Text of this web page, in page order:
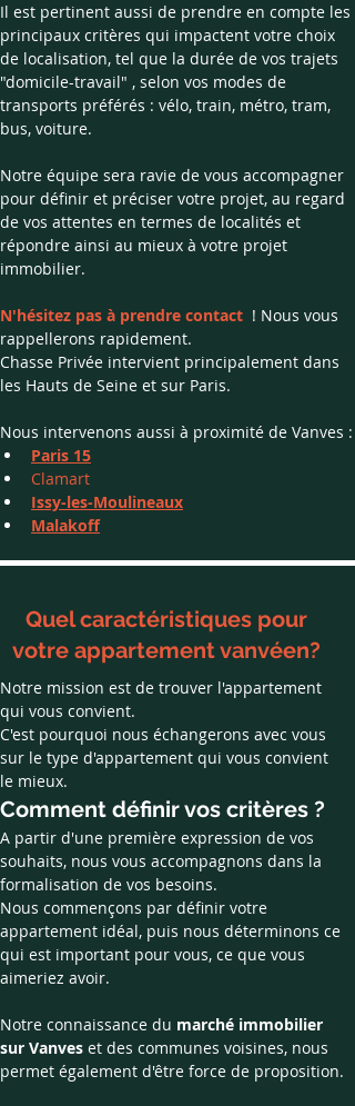
Il est pertinent aussi de prendre en compte les
principaux critères qui impactent votre choix
de localisation, tel que la durée de vos trajets
"domicile-travail" , selon vos modes de
transports préférés : vélo, train, métro, tram,
bus, voiture.
Notre équipe sera ravie de vous accompagner
pour définir et préciser votre projet, au regard
de vos attentes en termes de localités et
répondre ainsi au mieux à votre projet
immobilier.
N'hésitez pas à prendre contact ! Nous vous
rappellerons rapidement.
Chasse Privée intervient principalement dans
les Hauts de Seine et sur Paris.
Nous intervenons aussi à proximité de Vanves :
Paris 15
Clamart
Issy-les-Moulineaux
Malakoff
Quel caractéristiques pour
votre appartement vanvéen?
Notre mission est de trouver l'appartement
qui vous convient.
C'est pourquoi nous échangerons avec vous
sur le type d'appartement qui vous convient
le mieux.
Comment définir vos critères ?
A partir d'une première expression de vos
souhaits, nous vous accompagnons dans la
formalisation de vos besoins.
Nous commençons par définir votre
appartement idéal, puis nous déterminons ce
qui est important pour vous, ce que vous
aimeriez avoir.
Notre connaissance du marché immobilier
sur Vanves et des communes voisines, nous
permet également d'être force de proposition.